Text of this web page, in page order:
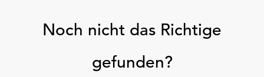
Noch nicht das Richtige
gefunden?